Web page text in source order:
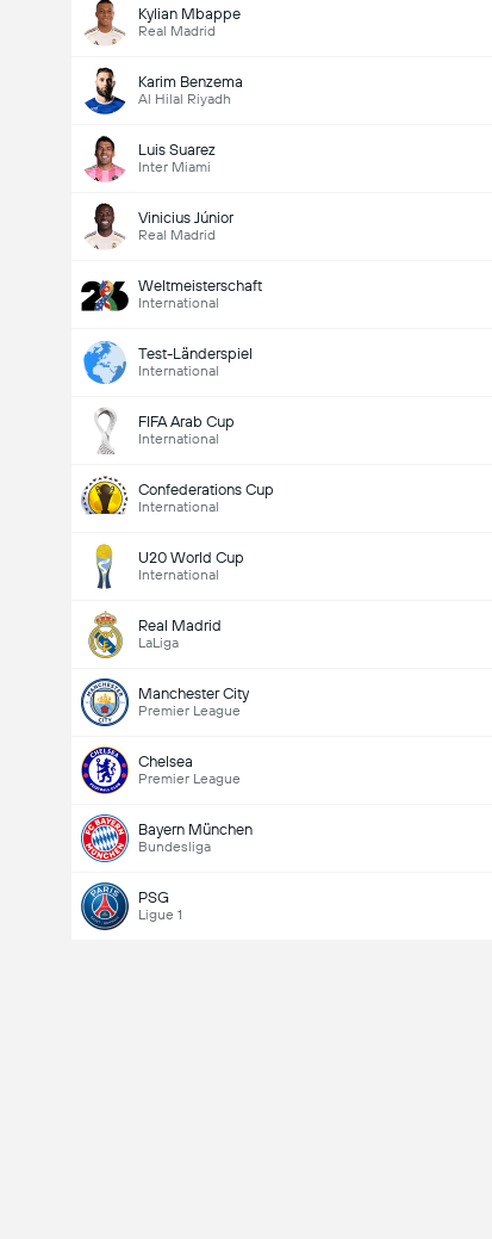
Kylian Mbappe
Real Madrid
Karim Benzema
Al Hilal Riyadh
Luis Suarez
Inter Miami
Vinicius Júnior
Real Madrid
Weltmeisterschaft
International
Test-Länderspiel
International
FIFA Arab Cup
International
Confederations Cup
International
U20 World Cup
International
Real Madrid
LaLiga
Manchester City
Premier League
Chelsea
Premier League
Bayern München
Bundesliga
PSG
Ligue 1